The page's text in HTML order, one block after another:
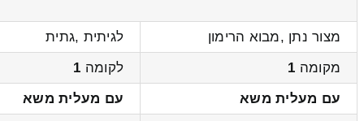
מצור נתן ,מבוא הרימון
לגיתית ,גתית
מקומה 1 לקומה 1
עם מעלית משא
עם מעלית משא